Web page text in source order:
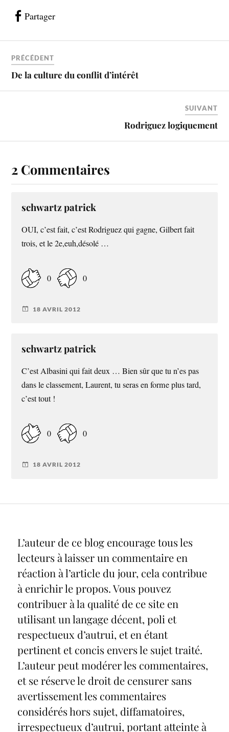
Partager
PRÉCÉDENT
De la culture du conflit d’intérêt
SUIVANT
Rodriguez logiquement
2 Commentaires
schwartz patrick
OUI, c’est fait, c’est Rodriguez qui gagne, Gilbert fait
trois, et le 2e,euh,désolé …
0 0
18 AVRIL 2012
schwartz patrick
C’est Albasini qui fait deux … Bien sûr que tu n’es pas
dans le classement, Laurent, tu seras en forme plus tard,
c’est tout !
0 0
18 AVRIL 2012
L’auteur de ce blog encourage tous les
lecteurs à laisser un commentaire en
réaction à l’article du jour, cela contribue
à enrichir le propos. Vous pouvez
contribuer à la qualité de ce site en
utilisant un langage décent, poli et
respectueux d’autrui, et en étant
pertinent et concis envers le sujet traité.
L’auteur peut modérer les commentaires,
et se réserve le droit de censurer sans
avertissement les commentaires
considérés hors sujet, diffamatoires,
irrespectueux d’autrui, portant atteinte à